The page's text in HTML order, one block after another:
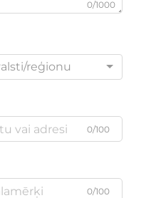
0/1000
reģionu
0/100
0/100